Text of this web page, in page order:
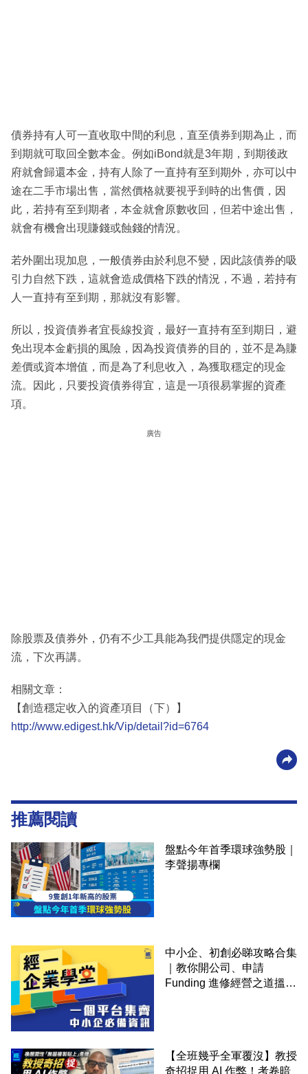
債券持有人可一直收取中間的利息，直至債券到期為止，而
到期就可取回全數本金。例如iBond就是3年期，到期後政
府就會歸還本金，持有人除了一直持有至到期外，亦可以中
途在二手市場出售，當然價格就要視乎到時的出售價，因
此，若持有至到期者，本金就會原數收回，但若中途出售，
就會有機會出現賺錢或蝕錢的情況。
若外圍出現加息，一般債券由於利息不變，因此該債券的吸
引力自然下跌，這就會造成價格下跌的情況，不過，若持有
人一直持有至到期，那就沒有影響。
所以，投資債券者宜長線投資，最好一直持有至到期日，避
免出現本金虧損的風險，因為投資債券的目的，並不是為賺
差價或資本增值，而是為了利息收入，為獲取穩定的現金
流。因此，只要投資債券得宜，這是一項很易掌握的資產
項。
廣告
除股票及債券外，仍有不少工具能為我們提供隱定的現金
流，下次再講。
相關文章：
【創造穩定收入的資產項目（下）】
http://www.edigest.hk/Vip/detail?id=6764
推薦閱讀
盤點今年首季環球強勢股｜
李聲揚專欄
中小企、初創必睇攻略合集
｜教你開公司、申請
Funding 進修經營之道搵大
【全班幾乎全軍覆沒】教授
奇招捉用 AI 作弊！考卷暗